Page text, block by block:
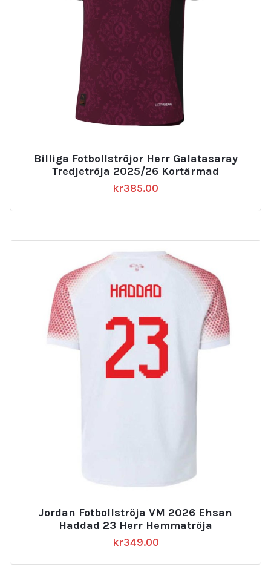
Billiga Fotbollströjor Herr Galatasaray
Tredjetröja 2025/26 Kortärmad
kr385.00
Jordan Fotbollströja VM 2026 Ehsan
Haddad 23 Herr Hemmatröja
kr349.00